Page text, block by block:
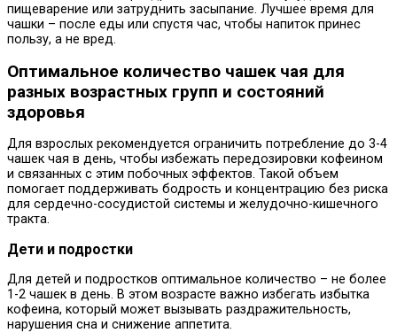
пищеварение или затруднить засыпание. Лучшее время для
чашки – после еды или спустя час, чтобы напиток принес
пользу, а не вред.
Оптимальное количество чашек чая для
разных возрастных групп и состояний
здоровья
Для взрослых рекомендуется ограничить потребление до 3-4
чашек чая в день, чтобы избежать передозировки кофеином
и связанных с этим побочных эффектов. Такой объем
помогает поддерживать бодрость и концентрацию без риска
для сердечно-сосудистой системы и желудочно-кишечного
тракта.
Дети и подростки
Для детей и подростков оптимальное количество – не более
1-2 чашек в день. В этом возрасте важно избегать избытка
кофеина, который может вызывать раздражительность,
нарушения сна и снижение аппетита.